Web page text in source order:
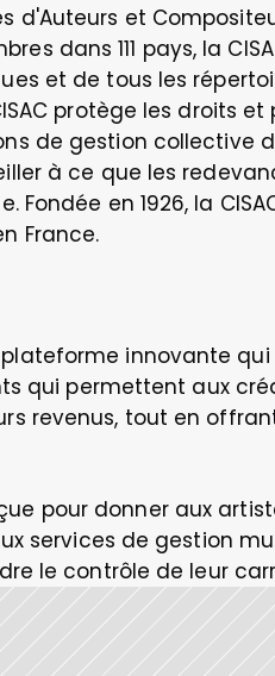
d'Auteurs et
dans 111 pays, la
et de tous les
protège les droits
de gestion collective
à ce que les
en 1926, la
France.
innovante
qui permettent aux
revenus, tout en
pour donner aux
services de gestion
le contrôle de leur